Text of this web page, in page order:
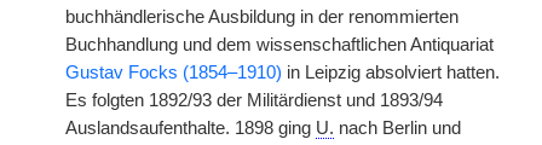
buchhändlerische Ausbildung in der renommierten
Buchhandlung und dem wissenschaftlichen Antiquariat
Gustav Focks (1854–1910) in Leipzig absolviert hatten.
Es folgten 1892/93 der Militärdienst und 1893/94
Auslandsaufenthalte. 1898 ging U. nach Berlin und